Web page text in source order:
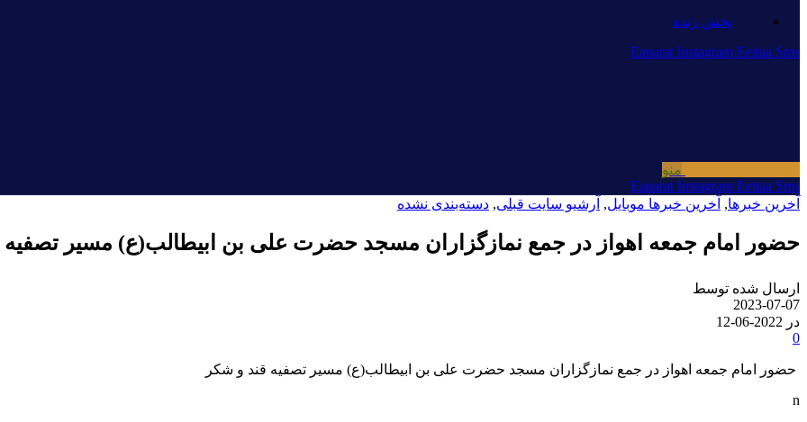
پخش زنده
Eaparat Instagram Eeitaa Sms
منو
Eaparat Instagram Eeitaa Sms
آخرین خبرها, آخرین خبرها موبایل, آرشیو سایت قبلی, دسته‌بندی نشده
حضور امام جمعه اهواز در جمع نمازگزاران مسجد حضرت علی بن ابیطالب(ع) مسیر تصفیه
ارسال شده توسط
2023-07-07
در 2022-06-12
0
حضور امام جمعه اهواز در جمع نمازگزاران مسجد حضرت علی بن ابیطالب(ع) مسیر تصفیه قند و شکر
n